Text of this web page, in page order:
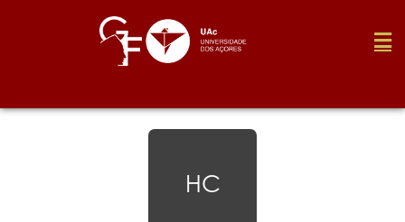
Foundation
HC